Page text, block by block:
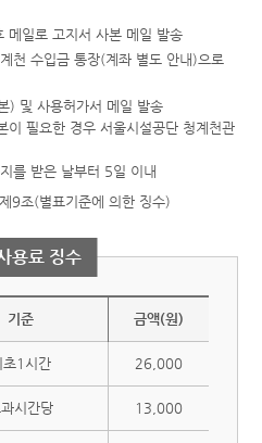
메일로 고지서 사본 메일 발송
천 수입금 통장(계좌 별도 안내)으로
) 및 사용허가서 메일 발송
필요한 경우 서울시설공단 청계천관
를 받은 날부터 5일 이내
9조(별표기준에 의한 징수)
용료 징수
기준 금액(원)
초1시간 26,000
시간당 13,000